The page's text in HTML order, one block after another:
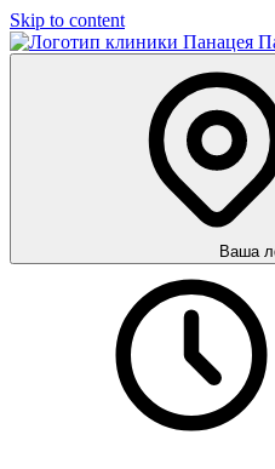
Skip to content
Ваша